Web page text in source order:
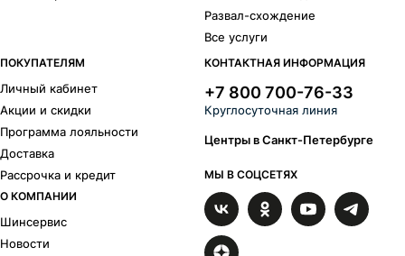
Финчер 6
Горизонт 1
Хафпайп
2
Хит 3
Икигай 15
Калибр 2
Катар 5
Кайт
1
Каzaнтип
Развал-схождение
Все услуги
ПОКУПАТЕЛЯМ
Личный кабинет
Акции и скидки
Программа лояльности
Доставка
Рассрочка и кредит
О КОМПАНИИ
Шинсервис
Новости
КОНТАКТНАЯ ИНФОРМАЦИЯ
+7 800 700-76-33
Круглосуточная линия
Центры в Санкт-Петербурге
МЫ В СОЦСЕТЯХ